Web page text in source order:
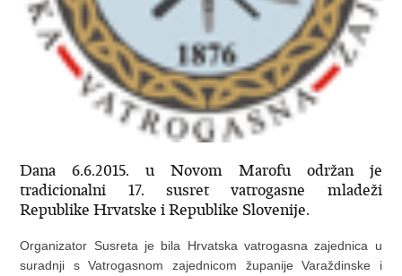
Dana 6.6.2015. u Novom Marofu održan je
tradicionalni 17. susret vatrogasne mladeži
Republike Hrvatske i Republike Slovenije.
Organizator Susreta je bila Hrvatska vatrogasna zajednica u
suradnji s Vatrogasnom zajednicom županije Varaždinske i